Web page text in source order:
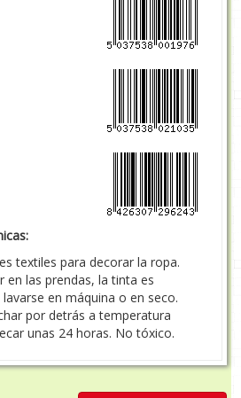
textiles para decorar la ropa.
en las prendas, la tinta es
en máquina o en seco.
por detrás a temperatura
unas 24 horas. No tóxico.